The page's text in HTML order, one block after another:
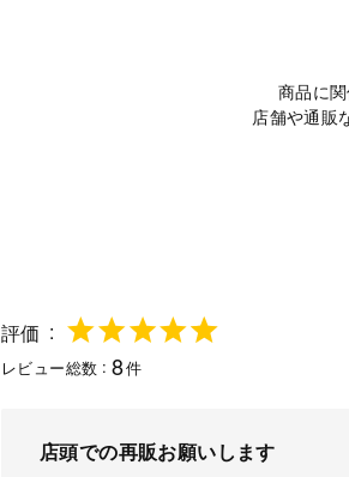
評価
レビュー総数 8件
商品に
店舗や通販
店頭での再販お願いします